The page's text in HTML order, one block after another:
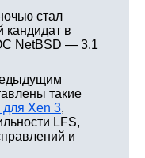
стал
кандидат в
NetBSD — 3.1
такие
для Xen 3,
LFS,
и